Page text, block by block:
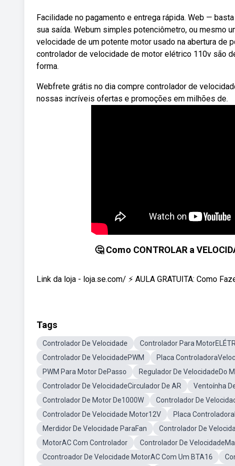
Facilidade no pagamento e entrega rápida. Web —
sua saída. Webum simples potenciômetro, ou mesmo
velocidade de um potente motor usado na abertura de
controlador de velocidade de motor elétrico 110v são
forma.
Webfrete grátis no dia compre controlador de
nossas incríveis ofertas e promoções em milhões de.
🤔 Como CONTROLAR a
Link da loja - loja.se.com/ ⚡️ AULA GRATUITA: Como
Tags
Controlador De Velocidade Controlador Para
Controlador De VelocidadePWM
Placa
PWM Para Motor DePasso
Regulador De VelocidadeDo
Controlador De VelocidadeCirculador De AR
Ventoínha
Controlador De Motor De1000W
Controlador De
Controlador De Velocidade Motor12V
Placa
Merdidor De Velocidade ParaFan
Controlador De
MotorAC Com Controlador
Controlador De
Ccontroador De Velocidade MotorAC Com Um BTA16